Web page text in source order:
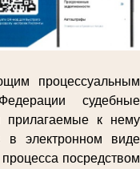
процессуальным
судебные
прилагаемые к нему
в электронном виде
посредством